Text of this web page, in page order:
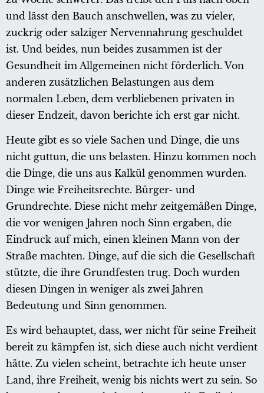
und lässt den Bauch anschwellen, was zu vieler,
zuckrig oder salziger Nervennahrung geschuldet
ist. Und beides, nun beides zusammen ist der
Gesundheit im Allgemeinen nicht förderlich. Von
anderen zusätzlichen Belastungen aus dem
normalen Leben, dem verbliebenen privaten in
dieser Endzeit, davon berichte ich erst gar nicht.
Heute gibt es so viele Sachen und Dinge, die uns
nicht guttun, die uns belasten. Hinzu kommen noch
die Dinge, die uns aus Kalkül genommen wurden.
Dinge wie Freiheitsrechte. Bürger- und
Grundrechte. Diese nicht mehr zeitgemäßen Dinge,
die vor wenigen Jahren noch Sinn ergaben, die
Eindruck auf mich, einen kleinen Mann von der
Straße machten. Dinge, auf die sich die Gesellschaft
stützte, die ihre Grundfesten trug. Doch wurden
diesen Dingen in weniger als zwei Jahren
Bedeutung und Sinn genommen.
Es wird behauptet, dass, wer nicht für seine Freiheit
bereit zu kämpfen ist, sich diese auch nicht verdient
hätte. Zu vielen scheint, betrachte ich heute unser
Land, ihre Freiheit, wenig bis nichts wert zu sein. So